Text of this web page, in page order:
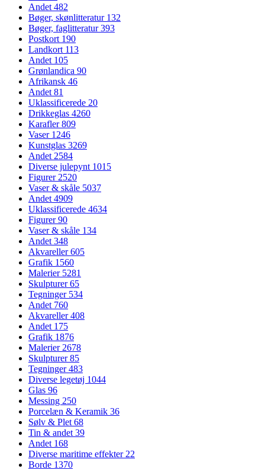
Andet482
Bøger, skønlitteratur 132
Bøger, faglitteratur393
Postkort 190
Landkort 113
Andet 105
Grønlandica 90
Afrikansk 46
Andet81
Uklassificerede 20
Drikkeglas 4260
Karafler809
Vaser 1246
Kunstglas 3269
Andet2584
Diverse julepynt 1015
Figurer2520
Vaser & skåle 5037
Andet4909
Uklassificerede 4634
Figurer90
Vaser & skåle 134
Andet348
Akvareller605
Grafik 1560
Malerier 5281
Skulpturer65
Tegninger 534
Andet 760
Akvareller408
Andet 175
Grafik 1876
Malerier2678
Skulpturer85
Tegninger483
Diverse legetøj 1044
Glas 96
Messing 250
Porcelæn & Keramik 36
Sølv & Plet68
Tin & andet39
Andet 168
Diverse maritime effekter22
Borde 1370